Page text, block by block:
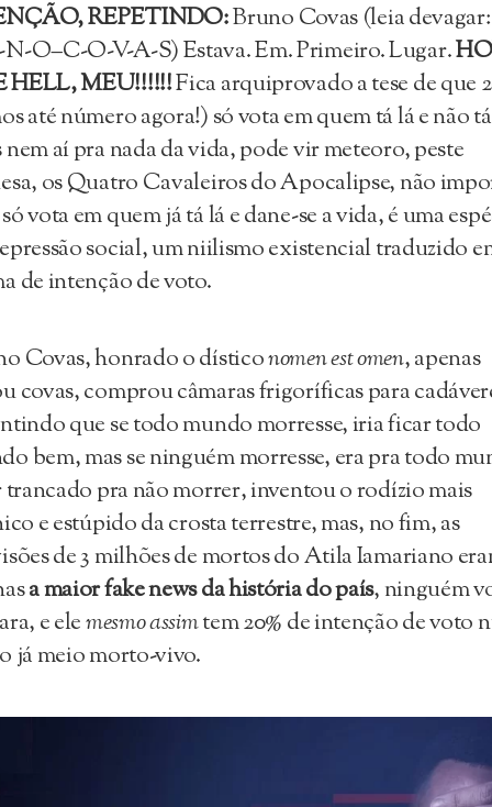
REPETINDO:Bruno Covas (leia
O–C-O-V-A-S) Estava. Em. Primeiro. Lugar.
HELL, MEU!!!!!!Fica arquiprovado a tese de que
até número agora!) só vota em quem tá lá e não tá
nem aí pra nada da vida, pode vir meteoro, peste
os Quatro Cavaleiros do Apocalipse, não
vota em quem já tá lá e dane-se a vida, é uma
social, um niilismo existencial traduzido
de intenção de voto.
Covas, honrado o dísticonomen est omen, apenas
covas, comprou câmaras frigoríficas para
que se todo mundo morresse, iria ficar todo
bem, mas se ninguém morresse, era pra todo
pra não morrer, inventou o rodízio mais
e estúpido da crosta terrestre, mas, no fim, as
de 3 milhões de mortos do Atila Iamariano
a maior fake news da história do país, ninguém
e elemesmo assimtem 20% de intenção de voto
já meio morto-vivo.